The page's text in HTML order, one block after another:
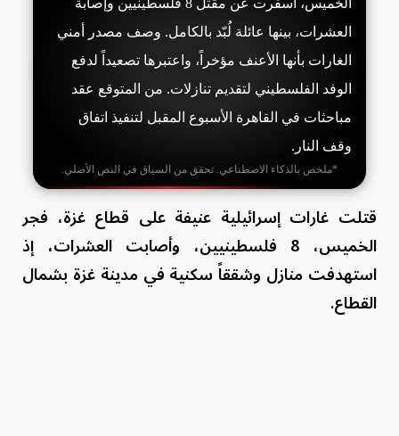
العشرات، بينها عائلة لُبّد بالكامل. وصف مصدر أمني
الغارات بأنها الأعنف مؤخراً، واعتبرها تصعيداً لدفع
الوفد الفلسطيني لتقديم تنازلات. من المتوقع عقد
مباحثات في القاهرة الأسبوع المقبل لتنفيذ اتفاق
وقف النار.
*ملخص بالذكاء الاصطناعي. تحقق من السياق في النص الأصلي.
قتلت غارات إسرائيلية عنيفة على قطاع غزة، فجر
الخميس، 8 فلسطينيين، وأصابت العشرات، إذ
استهدفت منازل وشققاً سكنية في مدينة غزة بشمال
القطاع.